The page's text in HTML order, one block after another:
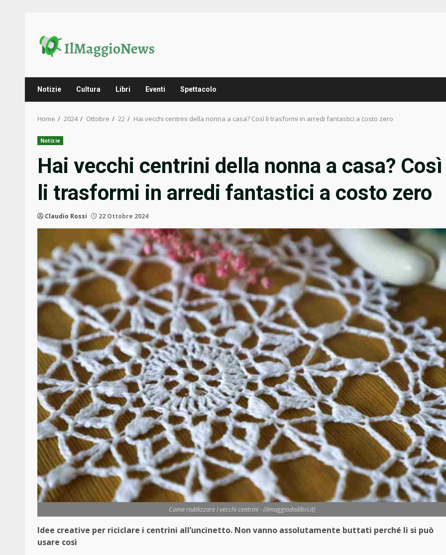
content
Notizie Cultura Libri Eventi Spettacolo
Home 2024 Ottobre 22 Hai vecchi centrini della nonna a casa? Così li trasformi in arredi fantastici a costo zero
Notizie
Hai vecchi centrini della nonna a casa? Così
li trasformi in arredi fantastici a costo zero
Claudio Rossi 22 Ottobre 2024
Come riutilizzare i vecchi centrini - (ilmaggiodeilibri.it)
Idee creative per riciclare i centrini all’uncinetto. Non vanno assolutamente buttati perché li si può
usare così